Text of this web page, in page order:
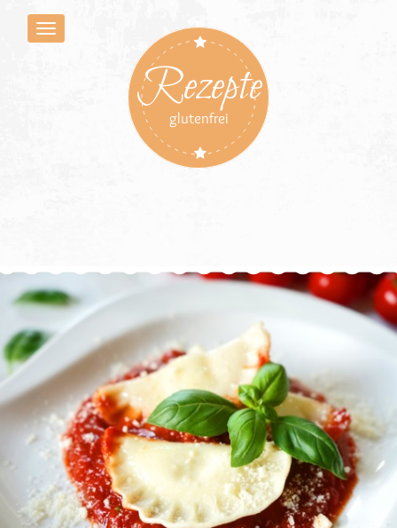
Rezepte
glutenfrei